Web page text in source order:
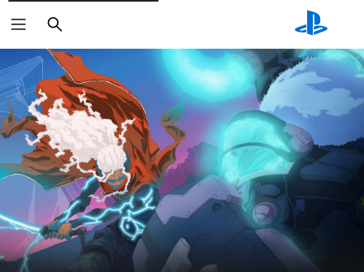
Buscar